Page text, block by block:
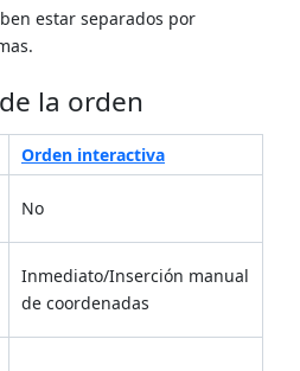
estar separados por
la orden
Orden interactiva
No
Inmediato/Inserción manual
de coordenadas